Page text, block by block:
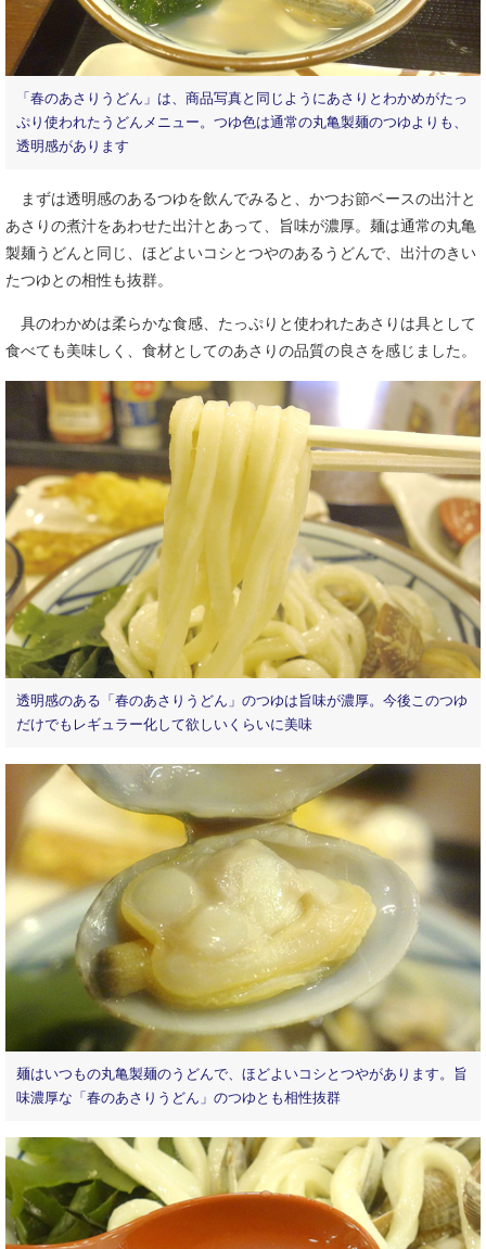
「春のあさりうどん」は、商品写真と同じようにあさりとわかめがたっ
ぷり使われたうどんメニュー。つゆ色は通常の丸亀製麺のつゆよりも、
透明感があります
まずは透明感のあるつゆを飲んでみると、かつお節ベースの出汁と
あさりの煮汁をあわせた出汁とあって、旨味が濃厚。麺は通常の丸亀
製麺うどんと同じ、ほどよいコシとつやのあるうどんで、出汁のきい
たつゆとの相性も抜群。
具のわかめは柔らかな食感、たっぷりと使われたあさりは具として
食べても美味しく、食材としてのあさりの品質の良さを感じました。
透明感のある「春のあさりうどん」のつゆは旨味が濃厚。今後このつゆ
だけでもレギュラー化して欲しいくらいに美味
麺はいつもの丸亀製麺のうどんで、ほどよいコシとつやがあります。旨
味濃厚な「春のあさりうどん」のつゆとも相性抜群